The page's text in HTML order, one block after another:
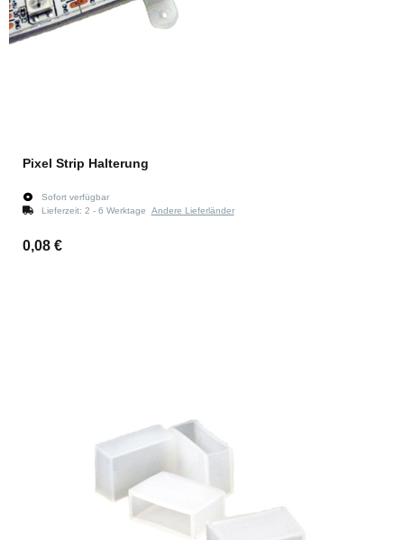
Pixel Strip Halterung
Sofort verfügbar
Lieferzeit: 2 - 6 Werktage Andere Lieferländer
0,08 €